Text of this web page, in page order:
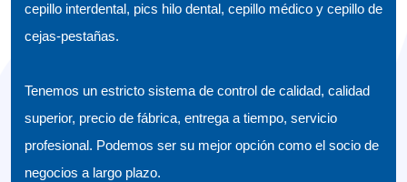
cepillo interdental, pics hilo dental, cepillo médico y cepillo de
cejas-pestañas.
Tenemos un estricto sistema de control de calidad, calidad
superior, precio de fábrica, entrega a tiempo, servicio
profesional. Podemos ser su mejor opción como el socio de
negocios a largo plazo.